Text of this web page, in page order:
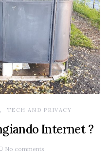
TECH AND PRIVACY
Internet ?
No comments